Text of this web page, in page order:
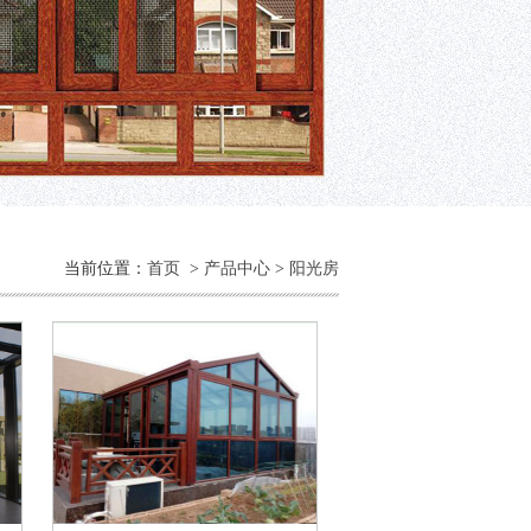
当前位置： 首页 > 产品中心 > 阳光房